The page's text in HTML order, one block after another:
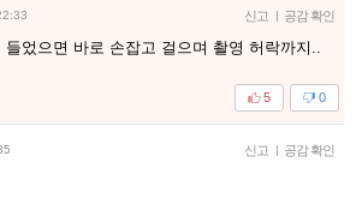
신고 | 공감 확인
었으면 바로 손잡고 걸으며 촬영 허락까지..
0
5
신고 | 공감 확인